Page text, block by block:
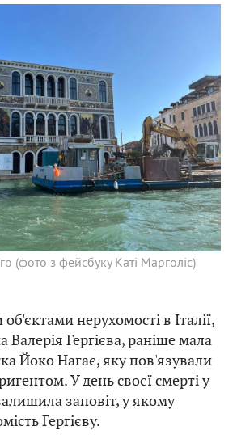
(фото з фейсбуку Каті Марголіс)
нерухомості в Італії,
Гергієва, раніше мала
Йоко Нагає, яку пов'язували
У день своєї смерті у
заповіт, у якому
Гергієву.